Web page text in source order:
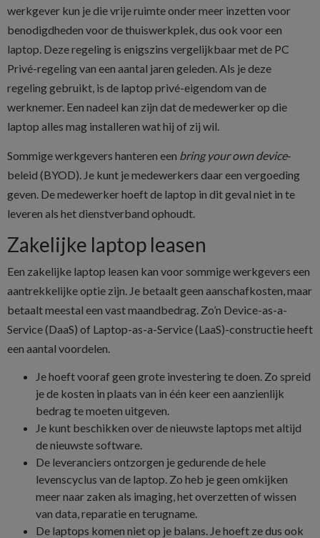
werkgever kun je die vrije ruimte onder meer inzetten voor
benodigdheden voor de thuiswerkplek, dus ook voor een
laptop. Deze regeling is enigszins vergelijkbaar met de PC
Privé-regeling van een aantal jaren geleden. Als je deze
regeling gebruikt, is de laptop privé-eigendom van de
werknemer. Een nadeel kan zijn dat de medewerker op die
laptop alles mag installeren wat hij of zij wil.
Sommige werkgevers hanteren een bring your own device-
beleid (BYOD). Je kunt je medewerkers daar een vergoeding
geven. De medewerker hoeft de laptop in dit geval niet in te
leveren als het dienstverband ophoudt.
Zakelijke laptop leasen
Een zakelijke laptop leasen kan voor sommige werkgevers een
aantrekkelijke optie zijn. Je betaalt geen aanschafkosten, maar
betaalt meestal een vast maandbedrag. Zo’n Device-as-a-
Service (DaaS) of Laptop-as-a-Service (LaaS)-constructie heeft
een aantal voordelen.
Je hoeft vooraf geen grote investering te doen. Zo spreid
je de kosten in plaats van in één keer een aanzienlijk
bedrag te moeten uitgeven.
Je kunt beschikken over de nieuwste laptops met altijd
de nieuwste software.
De leveranciers ontzorgen je gedurende de hele
levenscyclus van de laptop. Zo heb je geen omkijken
meer naar zaken als imaging, het overzetten of wissen
van data, reparatie en terugname.
De laptops komen niet op je balans. Je hoeft ze dus ook